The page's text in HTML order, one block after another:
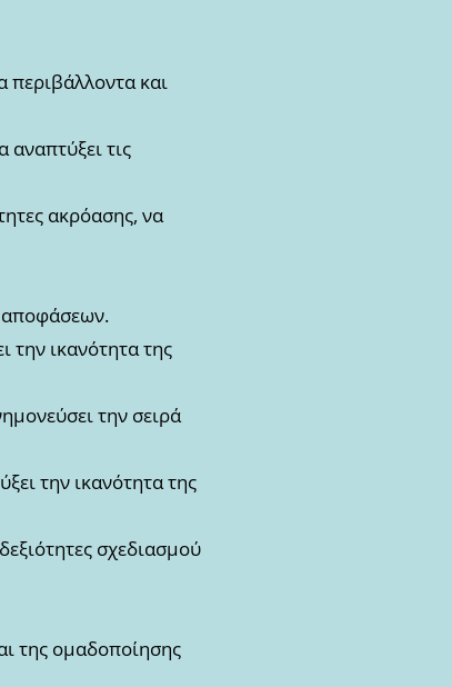
περιβάλλοντα και
τις
ακρόασης, να
αποφάσεων.
την ικανότητα της
την σειρά
την ικανότητα της
σχεδιασμού
της ομαδοποίησης